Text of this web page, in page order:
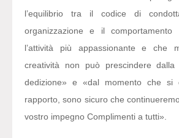
l’equilibrio tra il codice di
organizzazione e il comportamento
l’attività più appassionante e che
creatività non può prescindere
dedizione» e «dal momento che si
rapporto, sono sicuro che
vostro impegno Complimenti a tutti».